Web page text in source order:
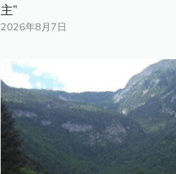
主”
2026年8月7日